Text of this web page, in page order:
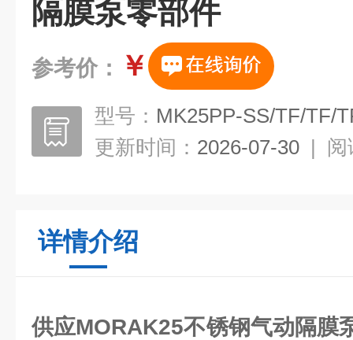
隔膜泵零部件
参考价： ￥
型号： MK25PP-SS/TF/TF/
更新时间： 2026-07-30 | 阅
详情介绍
供应MORAK25不锈钢气动隔膜